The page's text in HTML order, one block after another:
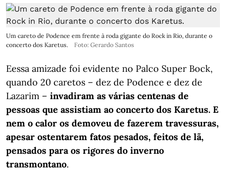
Um careto de Podence em frente à roda gigante do Rock in Rio, durante o
concerto dos Karetus.
Foto: Gerardo Santos
Eessa amizade foi evidente no Palco Super Bock,
quando 20 caretos – dez de Podence e dez de
Lazarim – invadiram as várias centenas de
pessoas que assistiam ao concerto dos Karetus. E
nem o calor os demoveu de fazerem travessuras,
apesar ostentarem fatos pesados, feitos de lã,
pensados para os rigores do inverno
transmontano.